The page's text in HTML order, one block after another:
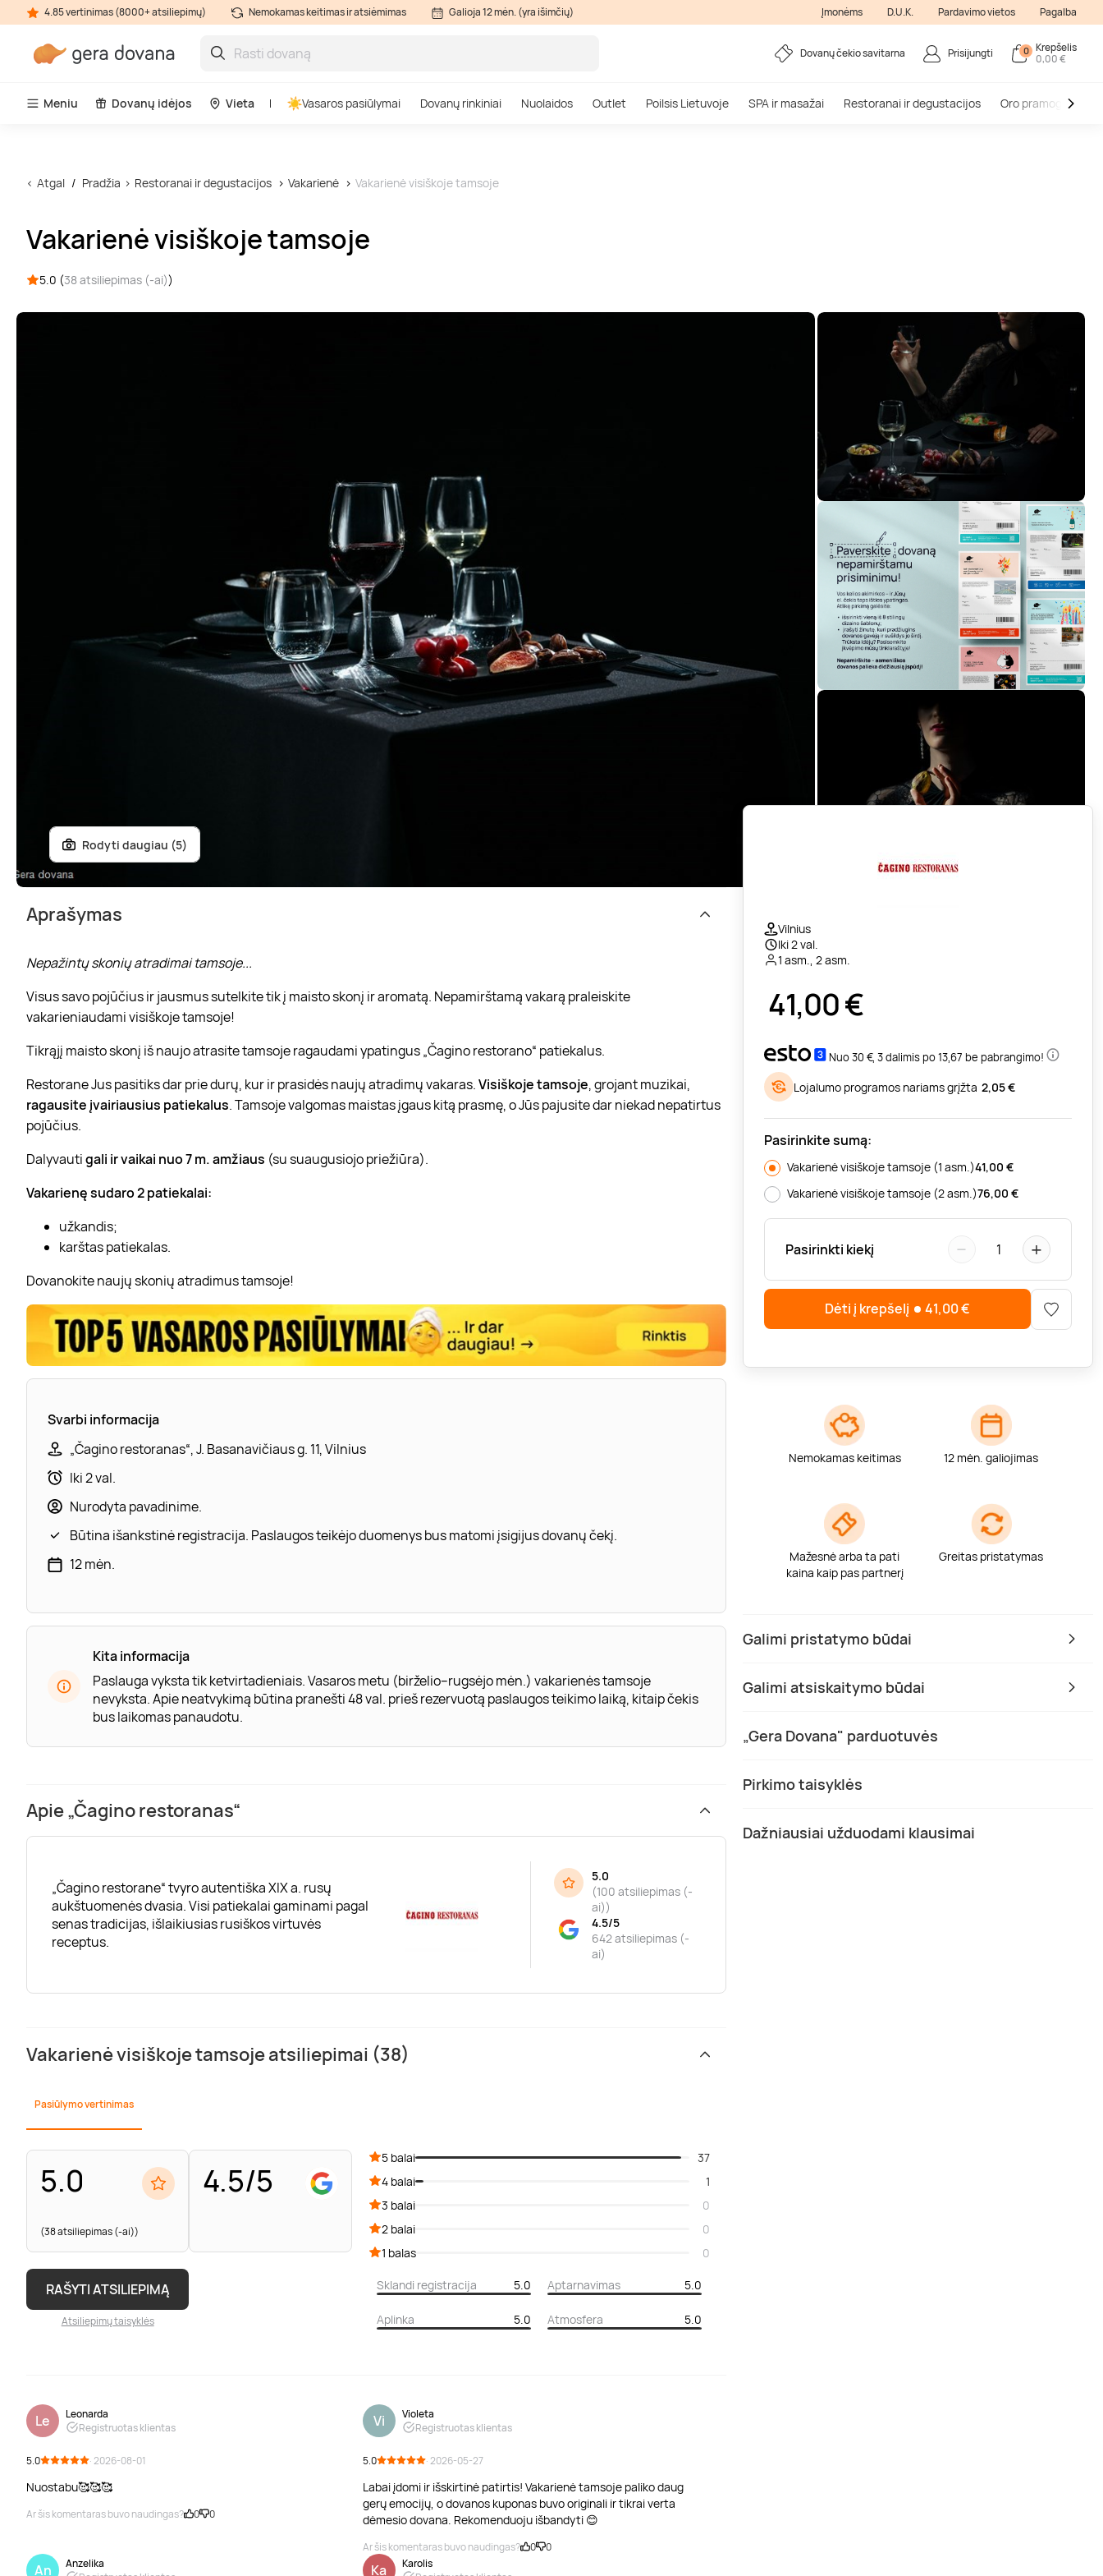
4.85 vertinimas (8000+ atsiliepimų) Nemokamas keitimas ir atsiėmimas Galioja 12 mėn. (yra išimčių) Įmonėms D.U.K. Pardavimo vietos Pagalba
Dovanų čekio savitarna Prisijungti 0 Krepšelis
0,00 €
Meniu Dovanų idėjos Vieta Vasaros pasiūlymai Dovanų rinkiniai Nuolaidos Outlet Poilsis Lietuvoje SPA ir masažai Restoranai ir degustacijos Oro pramogos
Atgal Pradžia Restoranai ir degustacijos Vakarienė Vakarienė visiškoje tamsoje
Vakarienė visiškoje tamsoje
5.0 (38 atsiliepimas (-ai))
Rodyti daugiau (5)
Vilnius
Iki 2 val.
1 asm., 2 asm.
41,00€
Nuo 30 €, 3 dalimis po 13,67 be pabrangimo!
Lojalumo programos nariams grįžta 2,05 €
Pasirinkite sumą:
Vakarienė visiškoje tamsoje (1 asm.)41,00 €
Vakarienė visiškoje tamsoje (2 asm.)76,00 €
Pasirinkti kiekį − 1 +
Dėti į krepšelį 41,00€
Nemokamas keitimas 12 mėn. galiojimas
Mažesnė arba ta pati
kaina kaip pas partnerį
Greitas pristatymas
Galimi pristatymo būdai
Galimi atsiskaitymo būdai
„Gera Dovana" parduotuvės
Pirkimo taisyklės
Dažniausiai užduodami klausimai
Aprašymas
Nepažintų skonių atradimai tamsoje...
Visus savo pojūčius ir jausmus sutelkite tik į maisto skonį ir aromatą. Nepamirštamą vakarą praleiskite
vakarieniaudami visiškoje tamsoje!
Tikrąjį maisto skonį iš naujo atrasite tamsoje ragaudami ypatingus „Čagino restorano“ patiekalus.
Restorane Jus pasitiks dar prie durų, kur ir prasidės naujų atradimų vakaras.Visiškoje tamsoje, grojant muzikai,
ragausite įvairiausius patiekalus. Tamsoje valgomas maistas įgaus kitą prasmę, o Jūs pajusite dar niekad nepatirtus
pojūčius.
Dalyvautigali ir vaikai nuo 7 m. amžiaus (su suaugusiojo priežiūra).
Vakarienę sudaro 2 patiekalai:
užkandis;
karštas patiekalas.
Dovanokite naujų skonių atradimus tamsoje!
Svarbi informacija
„Čagino restoranas“, J. Basanavičiaus g. 11, Vilnius
Iki 2 val.
Nurodyta pavadinime.
Būtina išankstinė registracija. Paslaugos teikėjo duomenys bus matomi įsigijus dovanų čekį.
12 mėn.
Kita informacija
Paslauga vyksta tik ketvirtadieniais. Vasaros metu (birželio–rugsėjo mėn.) vakarienės tamsoje
nevyksta. Apie neatvykimą būtina pranešti 48 val. prieš rezervuotą paslaugos teikimo laiką, kitaip čekis
bus laikomas panaudotu.
Apie „Čagino restoranas“
„Čagino restorane“ tvyro autentiška XIX a. rusų
aukštuomenės dvasia. Visi patiekalai gaminami pagal
senas tradicijas, išlaikiusias rusiškos virtuvės
receptus.
5.0
(100 atsiliepimas (-
ai))
4.5/5
642 atsiliepimas (-
ai)
Vakarienė visiškoje tamsoje atsiliepimai (38)
Pasiūlymo vertinimas
5.0
(38 atsiliepimas (-ai))
4.5/5
RAŠYTI ATSILIEPIMĄ
Atsiliepimų taisyklės
5 balai
37
4 balai
1
3 balai
0
2 balai
0
1 balas
0
Sklandi registracija 5.0 Aptarnavimas 5.0
Aplinka 5.0 Atmosfera 5.0
Le
Leonarda
Registruotas klientas
5.0 · 2026-08-01
Nuostabu🥰🥰🥰
Ar šis komentaras buvo naudingas? 0 0
Vi
Violeta
Registruotas klientas
5.0 · 2026-05-27
Labai įdomi ir išskirtinė patirtis! Vakarienė tamsoje paliko daug
gerų emocijų, o dovanos kuponas buvo originali ir tikrai verta
dėmesio dovana. Rekomenduoju išbandyti 😊
Ar šis komentaras buvo naudingas? 0 0
An
Anzelika
Ka
Karolis